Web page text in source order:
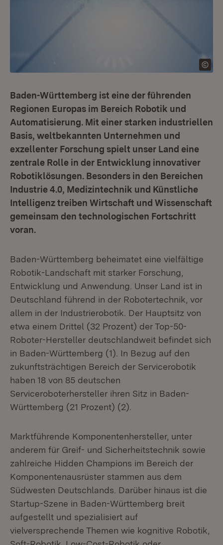
Baden-Württemberg ist eine der führenden
Regionen Europas im Bereich Robotik und
Automatisierung. Mit einer starken industriellen
Basis, weltbekannten Unternehmen und
exzellenter Forschung spielt unser Land eine
zentrale Rolle in der Entwicklung innovativer
Robotiklösungen. Besonders in den Bereichen
Industrie 4.0, Medizintechnik und Künstliche
Intelligenz treiben Wirtschaft und Wissenschaft
gemeinsam den technologischen Fortschritt
voran.
Baden-Württemberg beheimatet eine vielfältige
Robotik-Landschaft mit starker Forschung,
Entwicklung und Anwendung. Unser Land ist in
Deutschland führend in der Robotertechnik, vor
allem in der Industrierobotik. Der Hauptsitz von
etwa einem Drittel (32 Prozent) der Top-50-
Roboter-Hersteller deutschlandweit befindet sich
in Baden-Württemberg (1). In Bezug auf den
zukunftsträchtigen Bereich der Servicerobotik
haben 18 von 85 deutschen
Serviceroboterhersteller ihren Sitz in Baden-
Württemberg (21 Prozent) (2).
Marktführende Komponentenhersteller, unter
anderem für Greif- und Sicherheitstechnik sowie
zahlreiche Hidden Champions im Bereich der
Komponentenausrüster stammen aus dem
Südwesten Deutschlands. Darüber hinaus ist die
Startup-Szene in Baden-Württemberg breit
aufgestellt und spezialisiert auf
vielversprechende Themen wie kognitive Robotik,